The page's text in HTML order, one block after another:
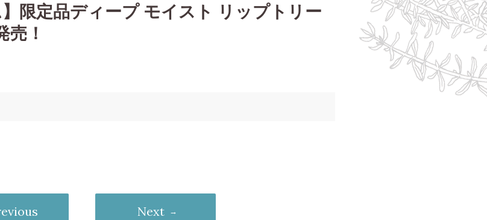
】限定品ディープ モイスト リップトリー
売！
Next